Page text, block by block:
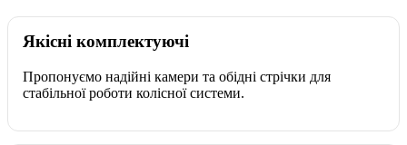
Якісні комплектуючі
Пропонуємо надійні камери та обідні стрічки для
стабільної роботи колісної системи.